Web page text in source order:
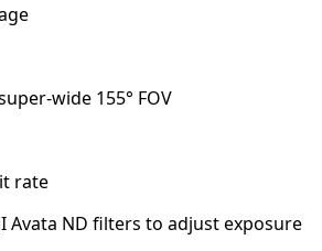
wide 155° FOV
rate
Avata ND filters to adjust exposure